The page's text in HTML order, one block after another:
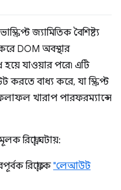
জ্যামিতিক বৈশিষ্ট্য
DOM অবস্থার
হয়ে যাওয়ার পরে৷ এটি
বাধ্য করে, যা স্ক্রিপ্ট
খারাপ পারফরম্যান্সে
রিফ্লো ঘটায়:
রিফ্লোকে"লেআউট